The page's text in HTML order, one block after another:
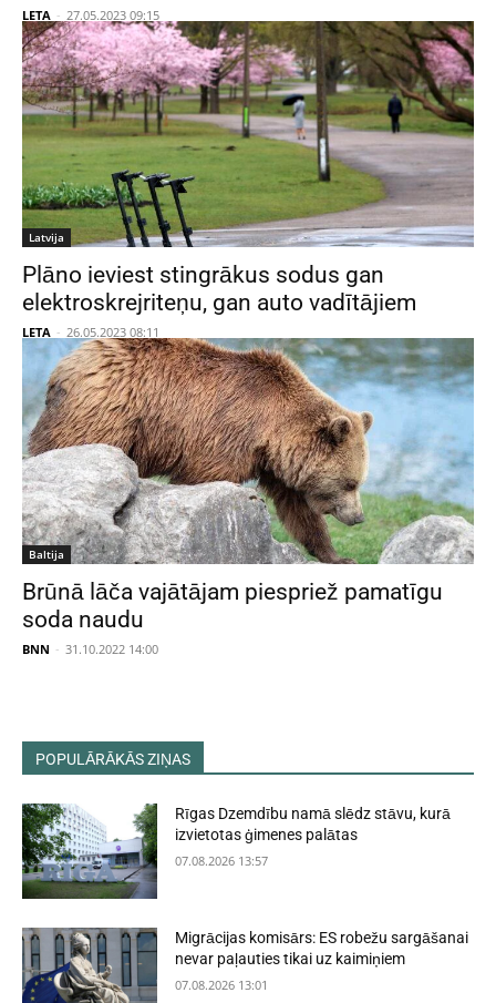
LETA - 27.05.2023 09:15
Latvija
Plāno ieviest stingrākus sodus gan
elektroskrejriteņu, gan auto vadītājiem
LETA - 26.05.2023 08:11
Baltija
Brūnā lāča vajātājam piespriež pamatīgu
soda naudu
BNN - 31.10.2022 14:00
POPULĀRĀKĀS ZIŅAS
Rīgas Dzemdību namā slēdz stāvu, kurā
izvietotas ģimenes palātas
07.08.2026 13:57
Migrācijas komisārs: ES robežu sargāšanai
nevar paļauties tikai uz kaimiņiem
07.08.2026 13:01